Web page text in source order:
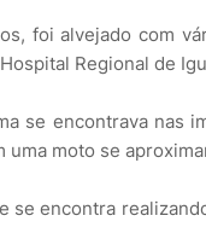
foi alvejado com
Regional de
se encontrava nas
moto se
se encontra